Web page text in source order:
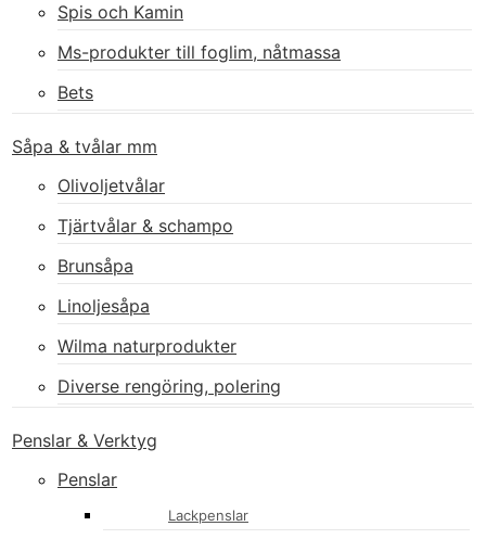
Spis och Kamin
Ms-produkter till foglim, nåtmassa
Bets
Såpa & tvålar mm
Olivoljetvålar
Tjärtvålar & schampo
Brunsåpa
Linoljesåpa
Wilma naturprodukter
Diverse rengöring, polering
Penslar & Verktyg
Penslar
Lackpenslar